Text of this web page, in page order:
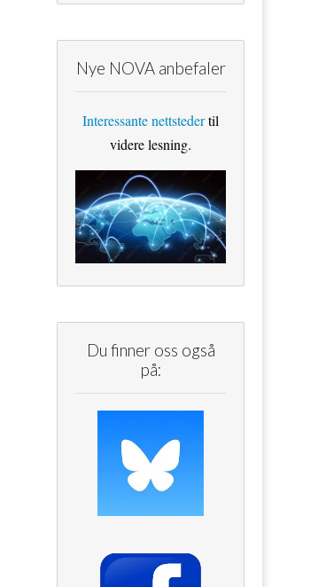
Nye NOVA anbefaler
Interessante nettstedertil
videre lesning.
Du finner oss også
på: